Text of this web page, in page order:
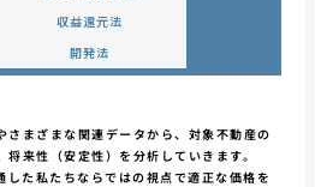
収益還元法
開発法
さまざまな関連データから、 対象不動産の
来性（安定性） を分析していきます。
した私たちならではの視点で適正な価格を